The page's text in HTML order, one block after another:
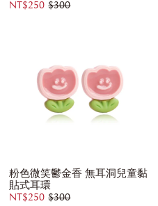
NT$250 $300
粉色微笑鬱金香 無耳洞兒童黏
貼式耳環
NT$250 $300